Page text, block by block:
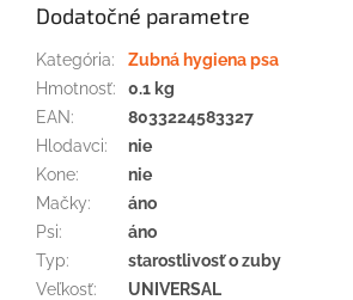
Dodatočné parametre
Kategória:
Zubná hygiena psa
Hmotnosť:
0.1 kg
EAN:
8033224583327
Hlodavci:
nie
Kone:
nie
Mačky:
áno
Psi:
áno
Typ:
starostlivosť o zuby
Veľkosť:
UNIVERSAL